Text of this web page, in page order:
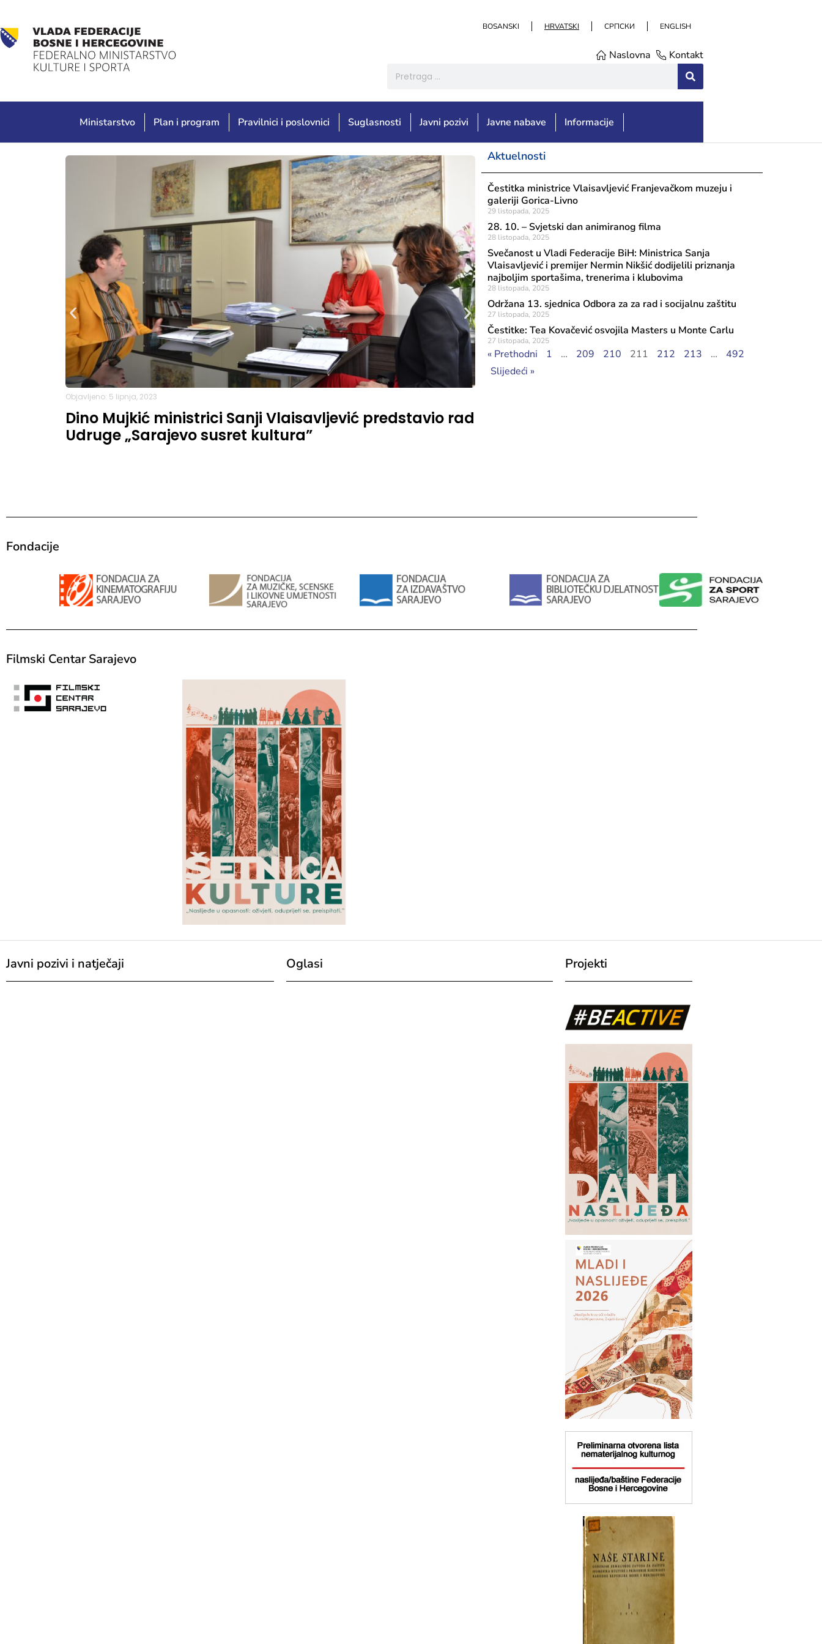
BOSANSKI HRVATSKI СРПСКИ ENGLISH
Naslovna Kontakt
Ministarstvo Plan i program Pravilnici i poslovnici Suglasnosti Javni pozivi Javne nabave Informacije
Objavljeno: 5 lipnja, 2023
Dino Mujkić ministrici Sanji Vlaisavljević predstavio rad
Udruge „Sarajevo susret kultura”
Aktuelnosti
Čestitka ministrice Vlaisavljević Franjevačkom muzeju i
galeriji Gorica-Livno
29 listopada, 2025
28. 10. – Svjetski dan animiranog filma
28 listopada, 2025
Svečanost u Vladi Federacije BiH: Ministrica Sanja
Vlaisavljević i premijer Nermin Nikšić dodijelili priznanja
najboljim sportašima, trenerima i klubovima
28 listopada, 2025
Održana 13. sjednica Odbora za za rad i socijalnu zaštitu
27 listopada, 2025
Čestitke: Tea Kovačević osvojila Masters u Monte Carlu
27 listopada, 2025
« Prethodni 1 … 209 210 211 212 213 …
492
Slijedeći »
Fondacije
Filmski Centar Sarajevo
Javni pozivi i natječaji Oglasi Projekti